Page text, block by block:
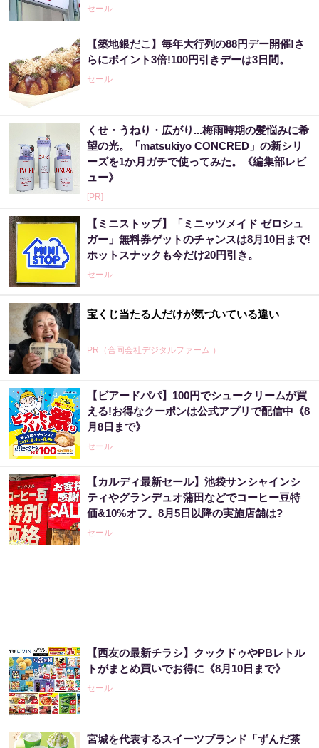
セール
【築地銀だこ】毎年大行列の88円デー開催!さ
らにポイント3倍!100円引きデーは3日間。
セール
くせ・うねり・広がり...梅雨時期の髪悩みに希
望の光。「matsukiyo CONCRED」の新シリ
ーズを1か月ガチで使ってみた。《編集部レビ
ュー》
[PR]
【ミニストップ】「ミニッツメイド ゼロシュ
ガー」無料券ゲットのチャンスは8月10日まで!
ホットスナックも今だけ20円引き。
セール
宝くじ当たる人だけが気づいている違い
PR（合同会社デジタルファーム ）
【ビアードパパ】100円でシュークリームが買
える!お得なクーポンは公式アプリで配信中《8
月8日まで》
セール
【カルディ最新セール】池袋サンシャインシ
ティやグランデュオ蒲田などでコーヒー豆特
価&10%オフ。8月5日以降の実施店舗は?
セール
【西友の最新チラシ】クックドゥやPBレトル
トがまとめ買いでお得に《8月10日まで》
セール
宮城を代表するスイーツブランド「ずんだ茶